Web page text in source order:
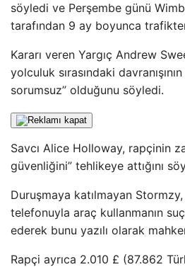
söyledi ve Perşembe günü
tarafından 9 ay boyunca
Kararı veren Yargıç Andrew
yolculuk sırasındaki
sorumsuz” olduğunu söyledi.
Savcı Alice Holloway, rapçinin
güvenliğini” tehlikeye attığını
Duruşmaya katılmayan
telefonuyla araç kullanmanın
ederek bunu yazılı olarak
Rapçi ayrıca 2.010 £ (87.862